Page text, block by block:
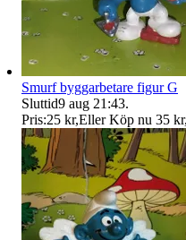
Smurf byggarbetare figur G
Sluttid9 aug 21:43.
Pris:25 kr,Eller Köp nu 35 kr,